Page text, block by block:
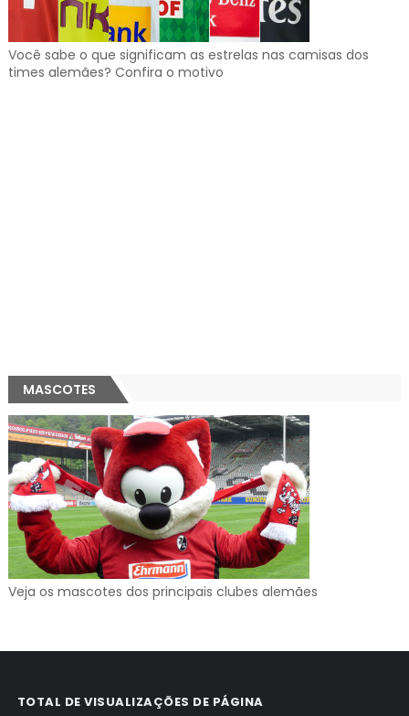
Você sabe o que significam as estrelas nas camisas dos
times alemães? Confira o motivo
MASCOTES
Veja os mascotes dos principais clubes alemães
TOTAL DE VISUALIZAÇÕES DE PÁGINA